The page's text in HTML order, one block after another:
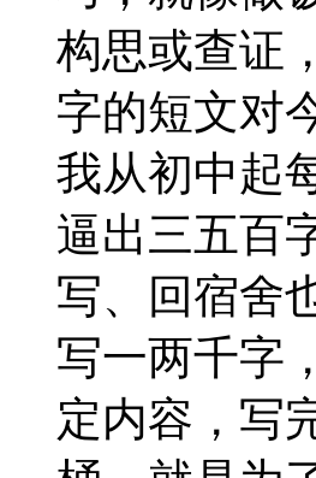
构思或查证
字的短文对
我从初中起
逼出三五百
写、回宿舍
写一两千字
定内容，写